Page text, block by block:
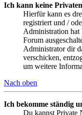
Ich kann keine
Hierfür kann es
registriert und /
Administration hat
Forum
Administrator dir
verschicken,
um weitere
Nach oben
Ich bekomme ständig
Du kannst Private